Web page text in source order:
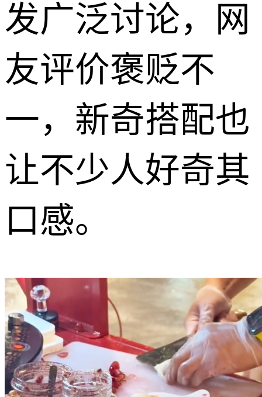
发广泛讨论，网
友评价褒贬不
一，新奇搭配也
让不少人好奇其
口感。